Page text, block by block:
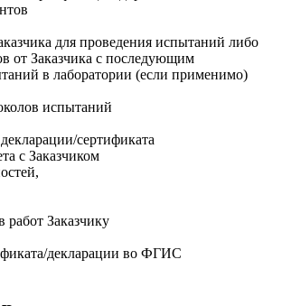
для проведения испытаний либо
от Заказчика с последующим
в лаборатории (если применимо)
испытаний
сертификата
с Заказчиком
работ Заказчику
декларации во ФГИС